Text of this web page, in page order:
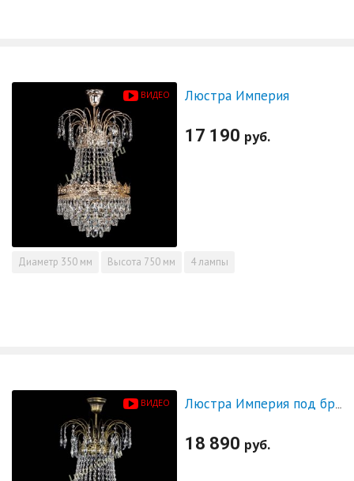
ВИДЕО Люстра Империя
17 190 руб.
Диаметр 350 мм Высота 750 мм 4 лампы
ВИДЕО
18 890 руб.